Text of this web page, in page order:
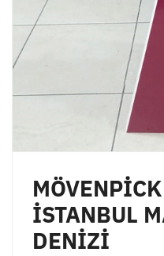
İSTANBUL
DENİZİ